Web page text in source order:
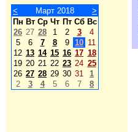
< Март 2018
>
Пн Вт Ср Чт Пт Сб Вс
26 27 28 1 2 3
4
5
6 7 8 9 10 11
12 13 14 15 16 17 18
19 20 21 22 23 24 25
26 27 28 29 30 31
1
2
3 4 5 6 7 8